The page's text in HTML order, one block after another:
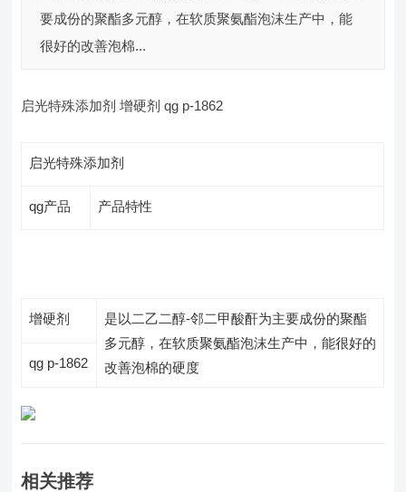
要成份的聚酯多元醇，在软质聚氨酯泡沫生产中，能
很好的改善泡棉...
启光特殊添加剂 增硬剂 qg p-1862
启光特殊添加剂
qg产品 产品特性
增硬剂
是以二乙二醇-邻二甲酸酐为主要成份的聚酯
多元醇，在软质聚氨酯泡沫生产中，能很好的
改善泡棉的硬度
qg p-1862
相关推荐